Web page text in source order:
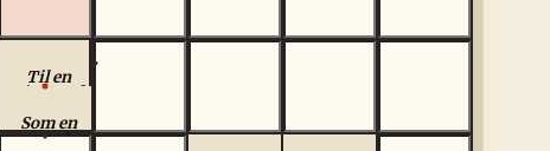
Til en
viss grad
Som en
avdøds